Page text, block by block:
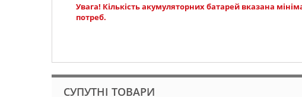
Увага! Кількість акумуляторних батарей вказана
потреб.
СУПУТНІ ТОВАРИ